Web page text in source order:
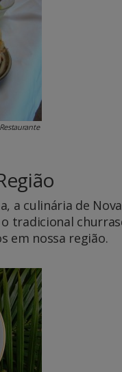
a culinária de
tradicional
em nossa região.